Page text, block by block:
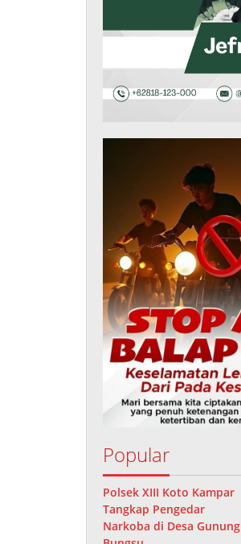
Popular
Polsek XIII Koto Kampar
Tangkap Pengedar
Narkoba di Desa Gunung